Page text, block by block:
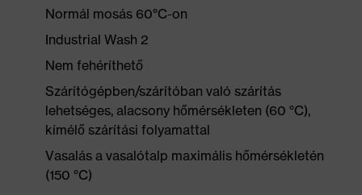
Normál mosás 60°C-on
Industrial Wash 2
Nem fehéríthető
Szárítógépben/szárítóban való szárítás
lehetséges, alacsony hőmérsékleten (60 °C),
kímélő szárítási folyamattal
Vasalás a vasalótalp maximális hőmérsékletén
(150 °C)